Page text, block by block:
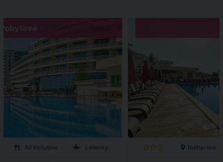
All Inclusive Letecky Bulharsko